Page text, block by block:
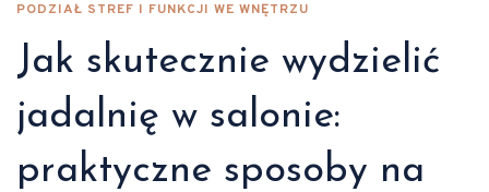
PODZIAŁ STREF I FUNKCJI WE WNĘTRZU
Jak skutecznie wydzielić
jadalnię w salonie:
praktyczne sposoby na